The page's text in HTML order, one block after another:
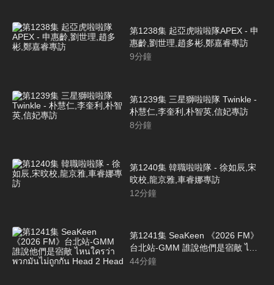
第1238集 起亞虎啦啦隊APEX - 申
惠齡,劉世理,趙多彬,鄭嘉睿專訪
9分鐘
第1239集 三星獅啦啦隊 Twinkle -
朴慧仁,李奎利,朴智英,信妃專訪
8分鐘
第1240集 韓職啦啦隊 - 徐如辰,宋
旼校,龍京雅,車睿娜專訪
12分鐘
第1241集 SeaKeen 《2026 FM》
台北站-GMM 誰說他們是宿敵 ไหน
ใครว่าพวกมันไม่ถูกกัน Head 2
44分鐘